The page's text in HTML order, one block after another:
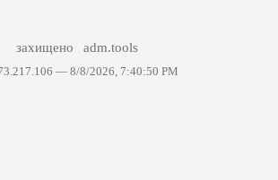
захищено adm.tools
— 8/8/2026, 7:40:50 PM